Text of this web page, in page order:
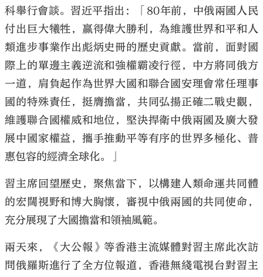
科舉行會談。習近平指出：「80年前，中俄兩國人民
付出巨大犧牲，贏得偉大勝利，為維護世界和平和人
類進步事業作出彪炳史冊的歷史貢獻。當前，面對國
際上的單邊主義逆流和強權霸凌行徑，中方將同俄方
一道，肩負起作為世界大國和聯合國安理會常任理事
國的特殊責任，挺膺擔當，共同弘揚正確二戰史觀，
維護聯合國權威和地位，堅決捍衛中俄兩國及廣大發
展中國家權益，攜手推動平等有序的世界多極化、普
惠包容的經濟全球化。」
習主席回望歷史，聚焦當下，以構建人類命運共同體
的宏闊視野和博大胸懷，審視中俄兩國的共同使命，
充分展現了大國擔當和領袖風範。
兩天來，《大公報》等香港主流媒體對習主席此次訪
問俄羅斯進行了全方位報道，香港無綫電視台對習主